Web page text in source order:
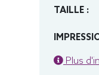
TAILLE :
Plus